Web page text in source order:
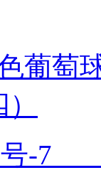
葡萄
号